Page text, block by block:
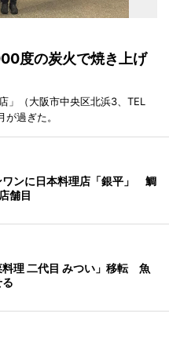
度の炭火で焼き上げ
」（大阪市中央区北浜3、TEL
過ぎた。
ワンに日本料理店「銀平」 鯛
舗目
料理 二代目 みつい」移転 魚